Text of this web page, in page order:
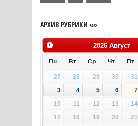
АРХИВ РУБРИКИ «»
2026 Август
Пн Вт Ср Чт Пт
27 28 29 30 31
3
4 5 6 7
10
11 12 13 14
17
18 19 20 21